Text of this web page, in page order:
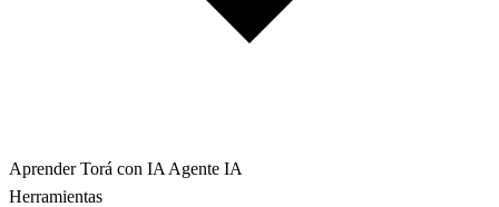
Aprender Torá con IA Agente IA
Herramientas